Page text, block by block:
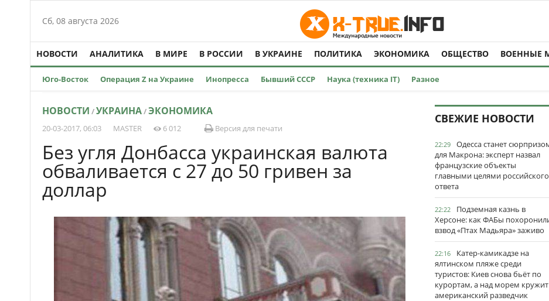
Сб, 08 августа 2026
НОВОСТИ АНАЛИТИКА В МИРЕ В РОССИИ В УКРАИНЕ ПОЛИТИКА ЭКОНОМИКА ОБЩЕСТВО ВОЕННЫЕ
Юго-Восток Операция Z на Украине Инопресса Бывший СССР Наука (техника IT) Разное
НОВОСТИ /УКРАИНА/ЭКОНОМИКА
20-03-2017, 06:03 MASTER 6 012 Версия для печати
Без угля Донбасса украинская валюта
обваливается с 27 до 50 гривен за
доллар
СВЕЖИЕ НОВОСТИ
22:29
Одесса станет
для Макрона: эксперт назвал
французские объекты
главными целями российского
ответа
22:22
Подземная казнь в
Херсоне: как ФАБы
взвод «Птах Мадьяра» заживо
22:16
Катер-камикадзе на
ялтинском пляже среди
туристов: Киев снова бьёт по
курортам, а над морем кружит
американский разведчик